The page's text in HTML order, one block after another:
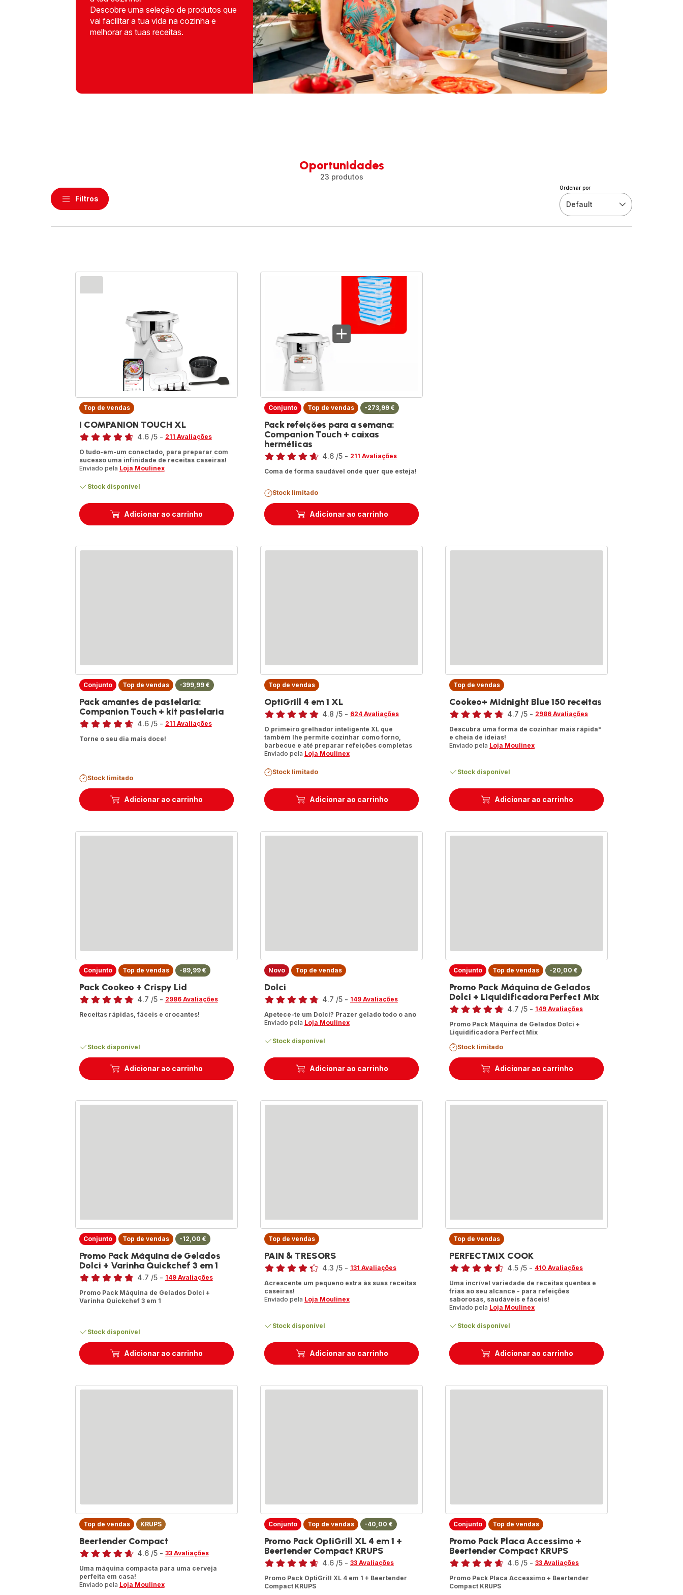
Descobre uma seleção de produtos que
vai facilitar a tua vida na cozinha e
melhorar as tuas receitas.
Oportunidades
23 produtos
Ordenar por
Default
Filtros
Adicionar ao carrinho
Top de vendas
I COMPANION TOUCH XL
Classificação
4.6 /5 - 211 Avaliações
O tudo-em-um conectado, para preparar com
sucesso uma infinidade de receitas caseiras!
Enviado pela Loja Moulinex
Stock disponível
Adicionar ao carrinho
Conjunto Top de vendas -273,99 €
Pack refeições para a semana:
Companion Touch + caixas
herméticas
Classificação
4.6 /5 - 211 Avaliações
Coma de forma saudável onde quer que esteja!
Stock limitado
Adicionar ao carrinho
Conjunto Top de vendas -399,99 €
Pack amantes de pastelaria:
Companion Touch + kit pastelaria
Classificação
4.6 /5 - 211 Avaliações
Torne o seu dia mais doce!
Stock limitado
Adicionar ao carrinho
Top de vendas
OptiGrill 4 em 1 XL
Classificação
4.8 /5 - 624 Avaliações
O primeiro grelhador inteligente XL que
também lhe permite cozinhar como forno,
barbecue e até preparar refeições completas
Enviado pela Loja Moulinex
Stock limitado
Adicionar ao carrinho
Top de vendas
Cookeo+ Midnight Blue 150 receitas
Classificação
4.7 /5 - 2986 Avaliações
Descubra uma forma de cozinhar mais rápida*
e cheia de ideias!
Enviado pela Loja Moulinex
Stock disponível
Adicionar ao carrinho
Conjunto Top de vendas -89,99 €
Pack Cookeo + Crispy Lid
Classificação
4.7 /5 - 2986 Avaliações
Receitas rápidas, fáceis e crocantes!
Stock disponível
Adicionar ao carrinho
Novo Top de vendas
Dolci
Classificação
4.7 /5 - 149 Avaliações
Apetece-te um Dolci? Prazer gelado todo o ano
Enviado pela Loja Moulinex
Stock disponível
Adicionar ao carrinho
Conjunto Top de vendas -20,00 €
Promo Pack Máquina de Gelados
Dolci + Liquidificadora Perfect Mix
Classificação
4.7 /5 - 149 Avaliações
Promo Pack Máquina de Gelados Dolci +
Liquidificadora Perfect Mix
Stock limitado
Adicionar ao carrinho
Conjunto Top de vendas -12,00 €
Promo Pack Máquina de Gelados
Dolci + Varinha Quickchef 3 em 1
Classificação
4.7 /5 - 149 Avaliações
Promo Pack Máquina de Gelados Dolci +
Varinha Quickchef 3 em 1
Stock disponível
Adicionar ao carrinho
Top de vendas
PAIN & TRESORS
Classificação
4.3 /5 - 131 Avaliações
Acrescente um pequeno extra às suas receitas
caseiras!
Enviado pela Loja Moulinex
Stock disponível
Adicionar ao carrinho
Top de vendas
PERFECTMIX COOK
Classificação
4.5 /5 - 410 Avaliações
Uma incrível variedade de receitas quentes e
frias ao seu alcance - para refeições
saborosas, saudáveis e fáceis!
Enviado pela Loja Moulinex
Stock disponível
Top de vendas KRUPS
Beertender Compact
Classificação
4.6 /5 - 33 Avaliações
Uma máquina compacta para uma cerveja
perfeita em casa!
Enviado pela Loja Moulinex
Conjunto Top de vendas -40,00 €
Promo Pack OptiGrill XL 4 em 1 +
Beertender Compact KRUPS
Classificação
4.6 /5 - 33 Avaliações
Promo Pack OptiGrill XL 4 em 1 + Beertender
Compact KRUPS
Conjunto Top de vendas
Promo Pack Placa Accessimo +
Beertender Compact KRUPS
Classificação
4.6 /5 - 33 Avaliações
Promo Pack Placa Accessimo + Beertender
Compact KRUPS